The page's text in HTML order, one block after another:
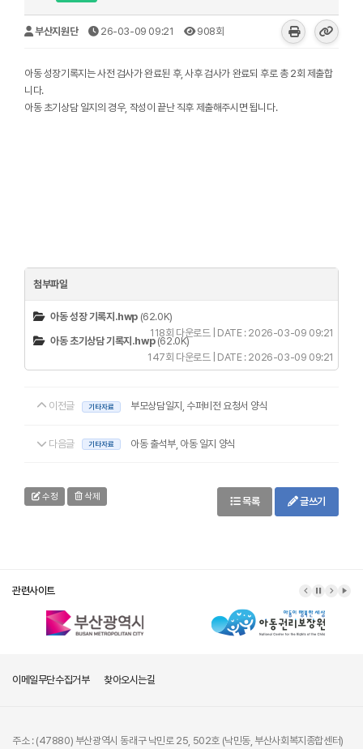
부산지원단 26-03-09 09:21 908회
아동 성장기록지는 사전 검사가 완료된 후, 사후 검사가 완료되 후로 총 2회 제출합
니다.
아동 초기상담 일지의 경우, 작성이 끝난 직후 제출해주시면 됩니다.
첨부파일
아동 성장 기록지.hwp (62.0K)
118회 다운로드 | DATE : 2026-03-09 09:21
아동 초기상담 기록지.hwp(62.0K)
147회 다운로드 | DATE : 2026-03-09 09:21
이전글 기타자료 부모상담일지, 수퍼비전 요청서 양식
다음글 기타자료 아동 출석부, 아동 일지 양식
수정 삭제 목록 글쓰기
관련사이트
이메일무단수집거부 찾아오시는길
주소 : (47880) 부산광역시 동래구 낙민로 25, 502호 (낙민동, 부산사회복지종합센터)